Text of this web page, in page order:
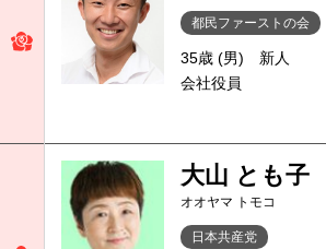
都民ファーストの会
35歳 (男)
新人
会社役員
大山 とも子
オオヤマ トモコ
日本共産党